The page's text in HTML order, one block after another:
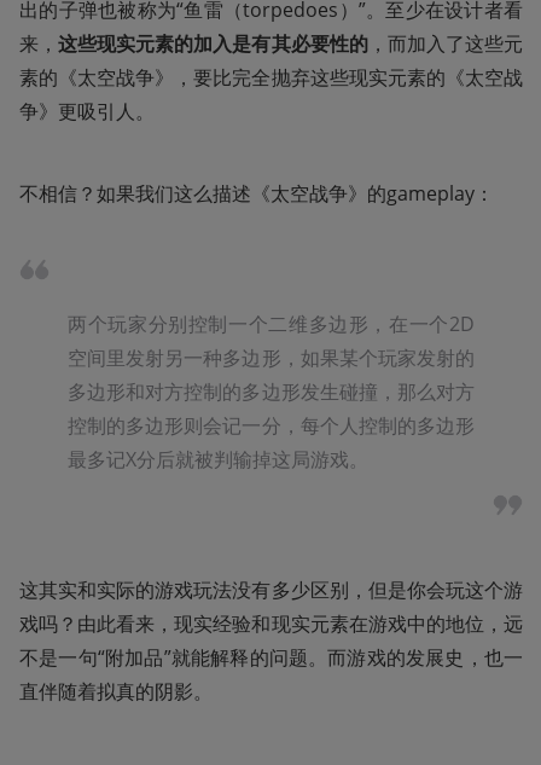
出的子弹也被称为“鱼雷（torpedoes）”。至少在设计者看
来，这些现实元素的加入是有其必要性的，而加入了这些元
素的《太空战争》，要比完全抛弃这些现实元素的《太空战
争》更吸引人。
不相信？如果我们这么描述《太空战争》的gameplay：
两个玩家分别控制一个二维多边形，在一个2D
空间里发射另一种多边形，如果某个玩家发射的
多边形和对方控制的多边形发生碰撞，那么对方
控制的多边形则会记一分，每个人控制的多边形
最多记X分后就被判输掉这局游戏。
这其实和实际的游戏玩法没有多少区别，但是你会玩这个游
戏吗？由此看来，现实经验和现实元素在游戏中的地位，远
不是一句“附加品”就能解释的问题。而游戏的发展史，也一
直伴随着拟真的阴影。